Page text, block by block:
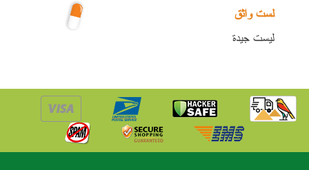
لست واثق
ليست جيدة